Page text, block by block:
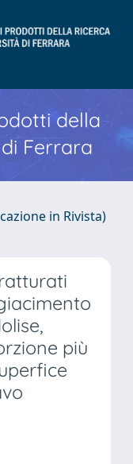
della
Ferrara
in Rivista)
più